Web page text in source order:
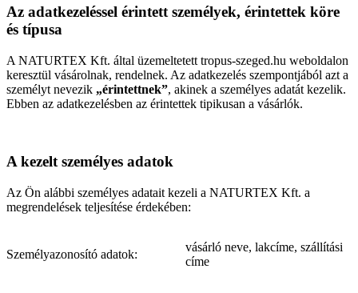
Az adatkezeléssel érintett személyek, érintettek köre
és típusa
A NATURTEX Kft. által üzemeltetett tropus-szeged.hu weboldalon
keresztül vásárolnak, rendelnek. Az adatkezelés szempontjából azt a
személyt nevezik „érintettnek”, akinek a személyes adatát kezelik.
Ebben az adatkezelésben az érintettek tipikusan a vásárlók.
A kezelt személyes adatok
Az Ön alábbi személyes adatait kezeli a NATURTEX Kft. a
megrendelések teljesítése érdekében:
Személyazonosító adatok:
vásárló neve, lakcíme, szállítási
címe